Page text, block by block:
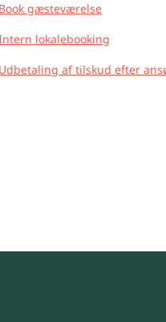
Book gæsteværelse
lokalebooking
Udbetaling af tilskud efter